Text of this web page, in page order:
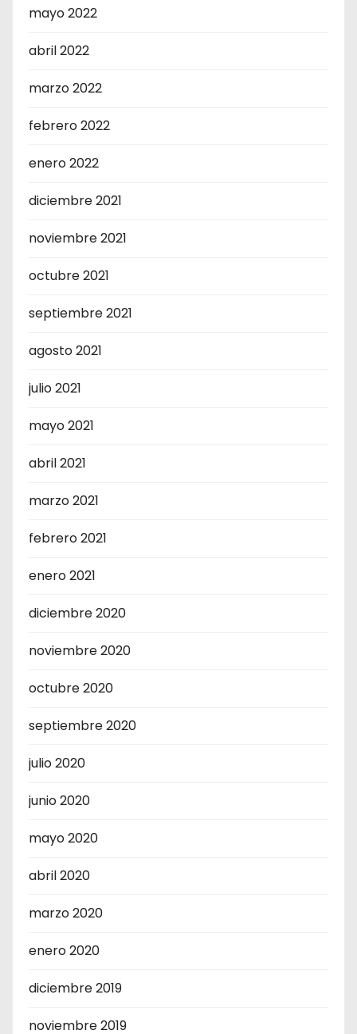
mayo 2022
abril 2022
marzo 2022
febrero 2022
enero 2022
diciembre 2021
noviembre 2021
octubre 2021
septiembre 2021
agosto 2021
julio 2021
mayo 2021
abril 2021
marzo 2021
febrero 2021
enero 2021
diciembre 2020
noviembre 2020
octubre 2020
septiembre 2020
julio 2020
junio 2020
mayo 2020
abril 2020
marzo 2020
enero 2020
diciembre 2019
noviembre 2019